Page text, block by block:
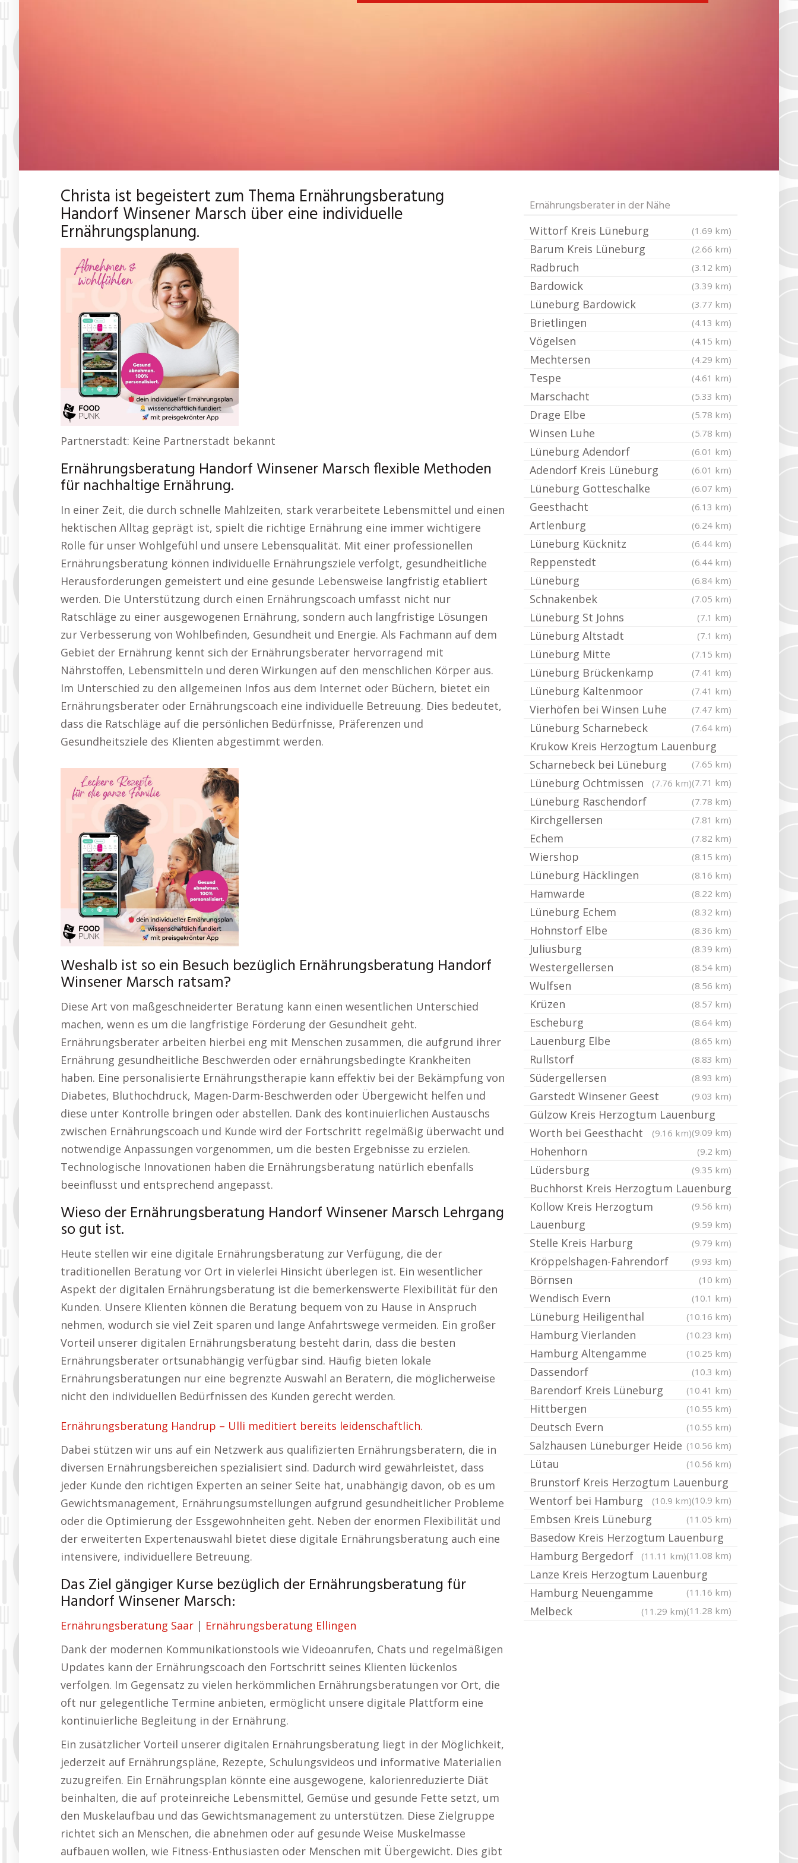
Christa ist begeistert zum Thema Ernährungsberatung
Handorf Winsener Marsch über eine individuelle
Ernährungsplanung.
Partnerstadt: Keine Partnerstadt bekannt
Ernährungsberatung Handorf Winsener Marsch flexible Methoden
für nachhaltige Ernährung.
In einer Zeit, die durch schnelle Mahlzeiten, stark verarbeitete Lebensmittel und einen
hektischen Alltag geprägt ist, spielt die richtige Ernährung eine immer wichtigere
Rolle für unser Wohlgefühl und unsere Lebensqualität. Mit einer professionellen
Ernährungsberatung können individuelle Ernährungsziele verfolgt, gesundheitliche
Herausforderungen gemeistert und eine gesunde Lebensweise langfristig etabliert
werden. Die Unterstützung durch einen Ernährungscoach umfasst nicht nur
Ratschläge zu einer ausgewogenen Ernährung, sondern auch langfristige Lösungen
zur Verbesserung von Wohlbefinden, Gesundheit und Energie. Als Fachmann auf dem
Gebiet der Ernährung kennt sich der Ernährungsberater hervorragend mit
Nährstoffen, Lebensmitteln und deren Wirkungen auf den menschlichen Körper aus.
Im Unterschied zu den allgemeinen Infos aus dem Internet oder Büchern, bietet ein
Ernährungsberater oder Ernährungscoach eine individuelle Betreuung. Dies bedeutet,
dass die Ratschläge auf die persönlichen Bedürfnisse, Präferenzen und
Gesundheitsziele des Klienten abgestimmt werden.
Weshalb ist so ein Besuch bezüglich Ernährungsberatung Handorf
Winsener Marsch ratsam?
Diese Art von maßgeschneiderter Beratung kann einen wesentlichen Unterschied
machen, wenn es um die langfristige Förderung der Gesundheit geht.
Ernährungsberater arbeiten hierbei eng mit Menschen zusammen, die aufgrund ihrer
Ernährung gesundheitliche Beschwerden oder ernährungsbedingte Krankheiten
haben. Eine personalisierte Ernährungstherapie kann effektiv bei der Bekämpfung von
Diabetes, Bluthochdruck, Magen-Darm-Beschwerden oder Übergewicht helfen und
diese unter Kontrolle bringen oder abstellen. Dank des kontinuierlichen Austauschs
zwischen Ernährungscoach und Kunde wird der Fortschritt regelmäßig überwacht und
notwendige Anpassungen vorgenommen, um die besten Ergebnisse zu erzielen.
Technologische Innovationen haben die Ernährungsberatung natürlich ebenfalls
beeinflusst und entsprechend angepasst.
Wieso der Ernährungsberatung Handorf Winsener Marsch Lehrgang
so gut ist.
Heute stellen wir eine digitale Ernährungsberatung zur Verfügung, die der
traditionellen Beratung vor Ort in vielerlei Hinsicht überlegen ist. Ein wesentlicher
Aspekt der digitalen Ernährungsberatung ist die bemerkenswerte Flexibilität für den
Kunden. Unsere Klienten können die Beratung bequem von zu Hause in Anspruch
nehmen, wodurch sie viel Zeit sparen und lange Anfahrtswege vermeiden. Ein großer
Vorteil unserer digitalen Ernährungsberatung besteht darin, dass die besten
Ernährungsberater ortsunabhängig verfügbar sind. Häufig bieten lokale
Ernährungsberatungen nur eine begrenzte Auswahl an Beratern, die möglicherweise
nicht den individuellen Bedürfnissen des Kunden gerecht werden.
Ernährungsberatung Handrup – Ulli meditiert bereits leidenschaftlich.
Dabei stützen wir uns auf ein Netzwerk aus qualifizierten Ernährungsberatern, die in
diversen Ernährungsbereichen spezialisiert sind. Dadurch wird gewährleistet, dass
jeder Kunde den richtigen Experten an seiner Seite hat, unabhängig davon, ob es um
Gewichtsmanagement, Ernährungsumstellungen aufgrund gesundheitlicher Probleme
oder die Optimierung der Essgewohnheiten geht. Neben der enormen Flexibilität und
der erweiterten Expertenauswahl bietet diese digitale Ernährungsberatung auch eine
intensivere, individuellere Betreuung.
Das Ziel gängiger Kurse bezüglich der Ernährungsberatung für
Handorf Winsener Marsch:
Ernährungsberatung Saar | Ernährungsberatung Ellingen
Dank der modernen Kommunikationstools wie Videoanrufen, Chats und regelmäßigen
Updates kann der Ernährungscoach den Fortschritt seines Klienten lückenlos
verfolgen. Im Gegensatz zu vielen herkömmlichen Ernährungsberatungen vor Ort, die
oft nur gelegentliche Termine anbieten, ermöglicht unsere digitale Plattform eine
kontinuierliche Begleitung in der Ernährung.
Ein zusätzlicher Vorteil unserer digitalen Ernährungsberatung liegt in der Möglichkeit,
jederzeit auf Ernährungspläne, Rezepte, Schulungsvideos und informative Materialien
zuzugreifen. Ein Ernährungsplan könnte eine ausgewogene, kalorienreduzierte Diät
beinhalten, die auf proteinreiche Lebensmittel, Gemüse und gesunde Fette setzt, um
den Muskelaufbau und das Gewichtsmanagement zu unterstützen. Diese Zielgruppe
richtet sich an Menschen, die abnehmen oder auf gesunde Weise Muskelmasse
aufbauen wollen, wie Fitness-Enthusiasten oder Menschen mit Übergewicht. Dies gibt
Ernährungsberater in der Nähe
Wittorf Kreis Lüneburg (1.69 km)
Barum Kreis Lüneburg (2.66 km)
Radbruch (3.12 km)
Bardowick (3.39 km)
Lüneburg Bardowick (3.77 km)
Brietlingen (4.13 km)
Vögelsen (4.15 km)
Mechtersen (4.29 km)
Tespe (4.61 km)
Marschacht (5.33 km)
Drage Elbe (5.78 km)
Winsen Luhe (5.78 km)
Lüneburg Adendorf (6.01 km)
Adendorf Kreis Lüneburg (6.01 km)
Lüneburg Gotteschalke (6.07 km)
Geesthacht (6.13 km)
Artlenburg (6.24 km)
Lüneburg Kücknitz (6.44 km)
Reppenstedt (6.44 km)
Lüneburg (6.84 km)
Schnakenbek (7.05 km)
Lüneburg St Johns (7.1 km)
Lüneburg Altstadt (7.1 km)
Lüneburg Mitte (7.15 km)
Lüneburg Brückenkamp (7.41 km)
Lüneburg Kaltenmoor (7.41 km)
Vierhöfen bei Winsen Luhe (7.47 km)
Lüneburg Scharnebeck (7.64 km)
Krukow Kreis Herzogtum Lauenburg
(7.65 km)
Scharnebeck bei Lüneburg
(7.71 km)
Lüneburg Ochtmissen (7.76 km)
Lüneburg Raschendorf (7.78 km)
Kirchgellersen (7.81 km)
Echem (7.82 km)
Wiershop (8.15 km)
Lüneburg Häcklingen (8.16 km)
Hamwarde (8.22 km)
Lüneburg Echem (8.32 km)
Hohnstorf Elbe (8.36 km)
Juliusburg (8.39 km)
Westergellersen (8.54 km)
Wulfsen (8.56 km)
Krüzen (8.57 km)
Escheburg (8.64 km)
Lauenburg Elbe (8.65 km)
Rullstorf (8.83 km)
Südergellersen (8.93 km)
Garstedt Winsener Geest (9.03 km)
Gülzow Kreis Herzogtum Lauenburg
(9.09 km)
Worth bei Geesthacht (9.16 km)
Hohenhorn (9.2 km)
Lüdersburg (9.35 km)
Buchhorst Kreis Herzogtum Lauenburg
(9.56 km)
Kollow Kreis Herzogtum
Lauenburg
(9.59 km)
Stelle Kreis Harburg (9.79 km)
Kröppelshagen-Fahrendorf (9.93 km)
Börnsen (10 km)
Wendisch Evern (10.1 km)
Lüneburg Heiligenthal (10.16 km)
Hamburg Vierlanden (10.23 km)
Hamburg Altengamme (10.25 km)
Dassendorf (10.3 km)
Barendorf Kreis Lüneburg (10.41 km)
Hittbergen (10.55 km)
Deutsch Evern (10.55 km)
Salzhausen Lüneburger Heide (10.56 km)
Lütau (10.56 km)
Brunstorf Kreis Herzogtum Lauenburg
(10.9 km)
Wentorf bei Hamburg (10.9 km)
Embsen Kreis Lüneburg (11.05 km)
Basedow Kreis Herzogtum Lauenburg
(11.08 km)
Hamburg Bergedorf (11.11 km)
Lanze Kreis Herzogtum Lauenburg
(11.16 km)
Hamburg Neuengamme
(11.28 km)
Melbeck (11.29 km)